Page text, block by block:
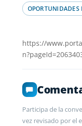
OPORTUNIDADES
https://
Participa de la
vez revisado por el